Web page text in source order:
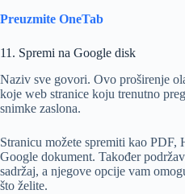
Preuzmite OneTab
11. Spremi na Google disk
Naziv sve govori. Ovo proširenje
koje web stranice koju trenutno
snimke zaslona.
Stranicu možete spremiti kao
Google dokument. Također
sadržaj, a njegove opcije vam
što želite.